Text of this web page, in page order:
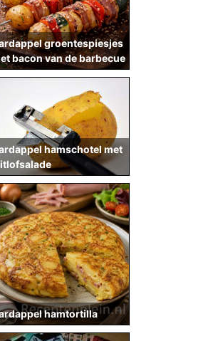
groentespiesjes
bacon van de barbecue
hamschotel met
hamtortilla